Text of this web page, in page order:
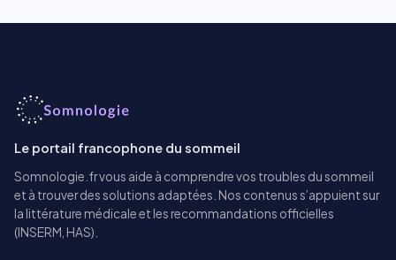
Le portail francophone du sommeil
Somnologie.fr vous aide à comprendre vos troubles du sommeil
et à trouver des solutions adaptées. Nos contenus s’appuient sur
la littérature médicale et les recommandations officielles
(INSERM, HAS).